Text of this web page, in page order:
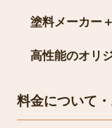
塗料メーカー
高性能のオリ
料金について